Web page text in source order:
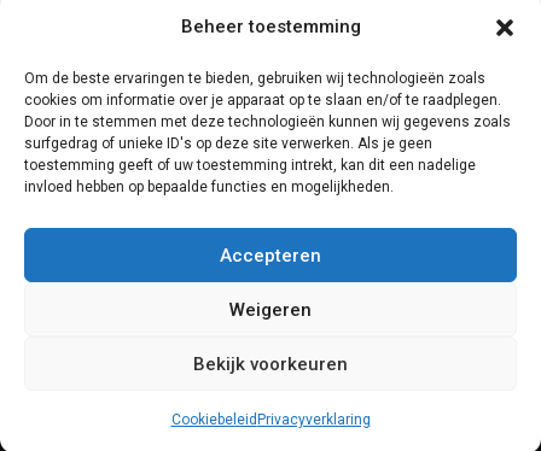
Beheer toestemming
Om de beste ervaringen te bieden, gebruiken wij technologieën zoals
cookies om informatie over je apparaat op te slaan en/of te raadplegen.
Door in te stemmen met deze technologieën kunnen wij gegevens zoals
surfgedrag of unieke ID's op deze site verwerken. Als je geen
toestemming geeft of uw toestemming intrekt, kan dit een nadelige
invloed hebben op bepaalde functies en mogelijkheden.
Accepteren
Weigeren
Bekijk voorkeuren
Cookiebeleid Privacyverklaring
Privacyverklaring